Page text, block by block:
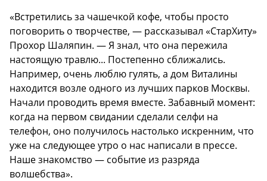
«Встретились за чашечкой кофе, чтобы просто
поговорить о творчестве, — рассказывал «СтарХиту»
Прохор Шаляпин. — Я знал, что она пережила
настоящую травлю... Постепенно сближались.
Например, очень люблю гулять, а дом Виталины
находится возле одного из лучших парков Москвы.
Начали проводить время вместе. Забавный момент:
когда на первом свидании сделали селфи на
телефон, оно получилось настолько искренним, что
уже на следующее утро о нас написали в прессе.
Наше знакомство — событие из разряда
волшебства».